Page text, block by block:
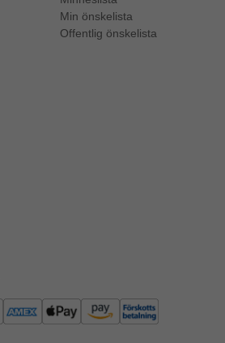
Min önskelista
Offentlig önskelista